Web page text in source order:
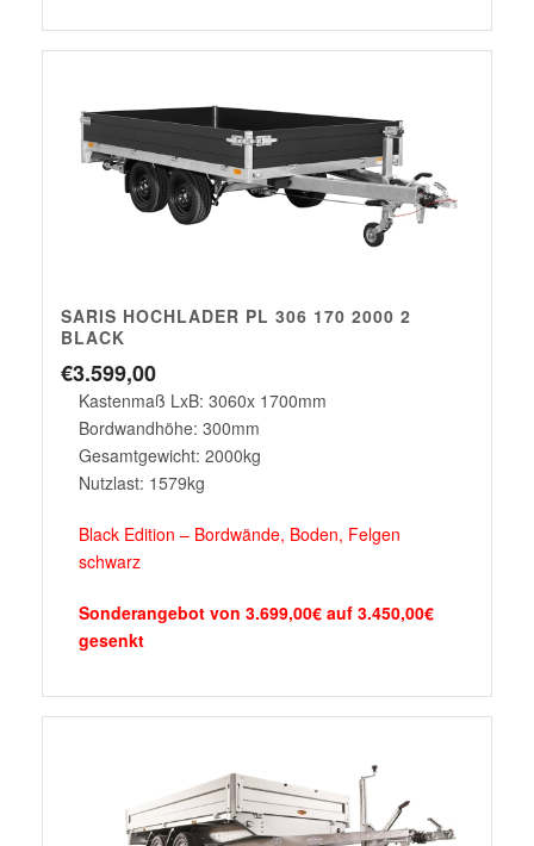
SARIS HOCHLADER PL 306 170 2000 2
BLACK
€3.599,00
Kastenmaß LxB: 3060x 1700mm
Bordwandhöhe: 300mm
Gesamtgewicht: 2000kg
Nutzlast: 1579kg
Black Edition – Bordwände, Boden, Felgen
schwarz
Sonderangebot von 3.699,00€ auf 3.450,00€
gesenkt